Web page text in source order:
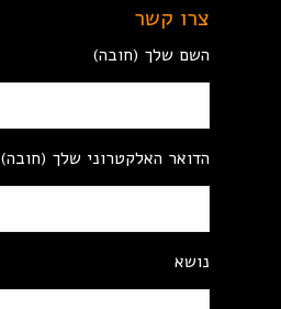
צרו קשר
השם שלך (חובה)
הדואר האלקטרוני שלך (חובה)
נושא